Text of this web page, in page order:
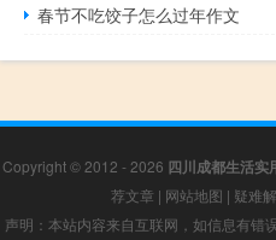
春节不吃饺子怎么过年作文
Copyright © 2012 - 2026 四川成都生活实
荐文章 | 网站地图 | 疑难
声明：本站内容来自互联网，如信息有错